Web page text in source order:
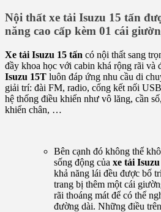
Nội thất xe tải Isuzu 15 tấn
năng cao cấp kèm 01 cái
Xe tải Isuzu 15 tấn có nội thất sang
đầy khoa học với cabin khá rộng rãi và
Isuzu 15T luôn đáp ứng nhu cầu di
giải trí: đài FM, radio, cổng kết nối
hệ thống điều khiển như vô lăng, cần
khiển chân, …
Bên cạnh đó không thể
sống động của xe tải
khả năng lái đều được bố
trang bị thêm một cái
rãi thoáng mát để có thể
đường dài. Những điều